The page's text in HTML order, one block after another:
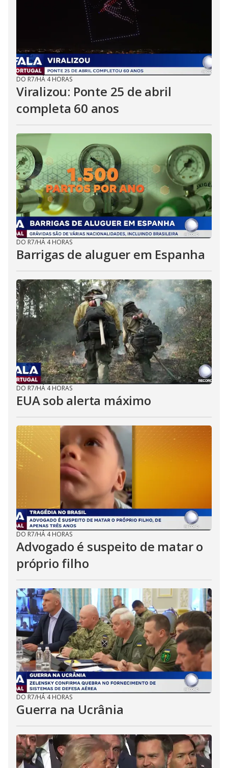
DO R7/HÁ 4 HORAS
Viralizou: Ponte 25 de abril
completa 60 anos
DO R7/HÁ 4 HORAS
Barrigas de aluguer em Espanha
DO R7/HÁ 4 HORAS
EUA sob alerta máximo
DO R7/HÁ 4 HORAS
Advogado é suspeito de matar o
próprio filho
DO R7/HÁ 4 HORAS
Guerra na Ucrânia